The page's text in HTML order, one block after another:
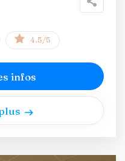
4.5/5
infos